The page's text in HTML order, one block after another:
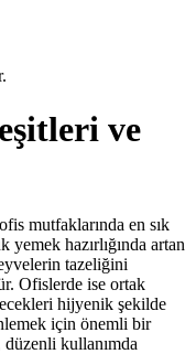
ve
mutfaklarında en sık
hazırlığında artan
tazeliğini
Ofislerde ise ortak
hijyenik şekilde
için önemli bir
kullanımda